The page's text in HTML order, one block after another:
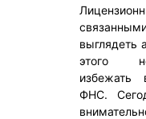
выглядеть
этого
избежать
ФНС.